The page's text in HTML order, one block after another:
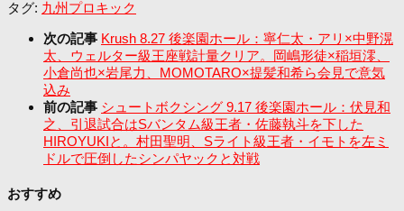
タグ: 九州プロキック
次の記事 Krush 8.27 後楽園ホール：寧仁太・アリ×中野滉
太、ウェルター級王座戦計量クリア。岡嶋形徒×稲垣澪、
小倉尚也×岩尾力、MOMOTARO×提髪和希ら会見で意気
込み
前の記事 シュートボクシング 9.17 後楽園ホール：伏見和
之、引退試合はSバンタム級王者・佐藤執斗を下した
HIROYUKIと。村田聖明、Sライト級王者・イモトを左ミ
ドルで圧倒したシンパヤックと対戦
おすすめ